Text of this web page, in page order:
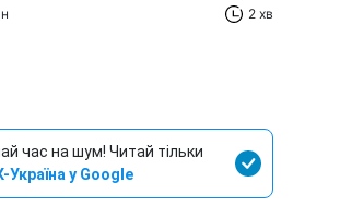
2 хв
час на шум! Читай тільки
Україна у Google